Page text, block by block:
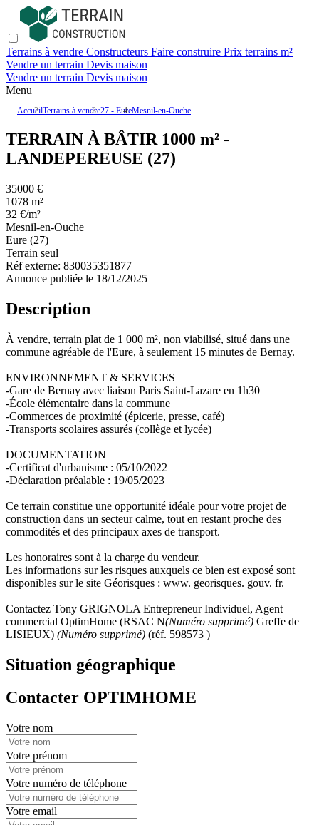
Terrains à vendre Constructeurs Faire construire Prix terrains m²
Vendre un terrain Devis maison
Vendre un terrain Devis maison
Menu
AccueilTerrains à vendre27 - EureMesnil-en-Ouche
TERRAIN À BÂTIR 1000 m² -
LANDEPEREUSE (27)
35000 €
1078 m²
32 €/m²
Mesnil-en-Ouche
Eure (27)
Terrain seul
Réf externe: 830035351877
Annonce publiée le 18/12/2025
Description
À vendre, terrain plat de 1 000 m², non viabilisé, situé dans une
commune agréable de l'Eure, à seulement 15 minutes de Bernay.
ENVIRONNEMENT & SERVICES
-Gare de Bernay avec liaison Paris Saint-Lazare en 1h30
-École élémentaire dans la commune
-Commerces de proximité (épicerie, presse, café)
-Transports scolaires assurés (collège et lycée)
DOCUMENTATION
-Certificat d'urbanisme : 05/10/2022
-Déclaration préalable : 19/05/2023
Ce terrain constitue une opportunité idéale pour votre projet de
construction dans un secteur calme, tout en restant proche des
commodités et des principaux axes de transport.
Les honoraires sont à la charge du vendeur.
Les informations sur les risques auxquels ce bien est exposé sont
disponibles sur le site Géorisques : www. georisques. gouv. fr.
Contactez Tony GRIGNOLA Entrepreneur Individuel, Agent
commercial OptimHome (RSAC N(Numéro supprimé) Greffe de
LISIEUX) (Numéro supprimé) (réf. 598573 )
Situation géographique
Contacter OPTIMHOME
Votre nom
Votre prénom
Votre numéro de téléphone
Votre email